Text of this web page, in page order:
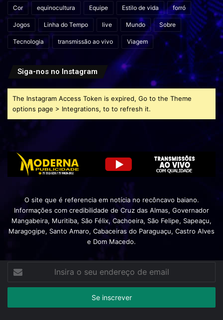
Cor equinocultura Equipe Estilo de vida forró
Jogos Linha do Tempo live Mundo Sobre
Tecnologia transmissão ao vivo Viagem
Siga-nos no Instagram
The Instagram Access Token is expired, Go to the Theme
options page > Integrations, to to refresh it.
O site que é referencia em notícia no recôncavo baiano.
Informações com credibilidade de Cruz das Almas, Governador
Mangabeira, Muritiba, São Félix, Cachoeira, São Felipe, Sapeaçu,
Maragogipe, Santo Amaro, Cabaceiras do Paraguaçu, Castro Alves
e Dom Macedo.
seu
de